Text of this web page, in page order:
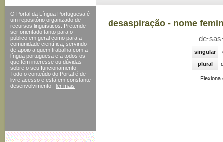
O Portal da Língua Portuguesa é
um repositório organizado de
recursos linguísticos. Pretende
ser orientado tanto para o
público em geral como para a
comunidade científica, servindo
de apoio a quem trabalha com a
língua portuguesa e a todos os
que têm interesse ou dúvidas
sobre o seu funcionamento.
Todo o conteúdo do Portal é de
livre acesso e está em constante
desenvolvimento.
ler mais
desaspiração - nome
de·sas·
singular
plural
Flexiona